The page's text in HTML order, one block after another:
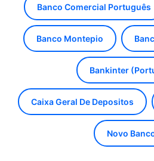
Banco Comercial Português
Banco Montepio
Bankinter
Caixa Geral De Depositos
Novo